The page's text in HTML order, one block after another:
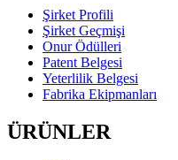
Şirket Profili
Şirket Geçmişi
Onur Ödülleri
Patent Belgesi
Yeterlilik Belgesi
Fabrika Ekipmanları
ÜRÜNLER